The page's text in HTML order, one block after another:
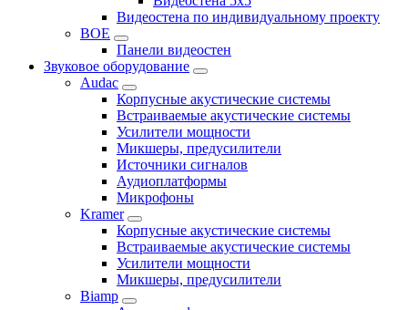
Видеостена по индивидуальному проекту
BOE
Панели видеостен
Звуковое оборудование
Audac
Корпусные акустические системы
Встраиваемые акустические системы
Усилители мощности
Микшеры, предусилители
Источники сигналов
Аудиоплатформы
Микрофоны
Kramer
Корпусные акустические системы
Встраиваемые акустические системы
Усилители мощности
Микшеры, предусилители
Biamp